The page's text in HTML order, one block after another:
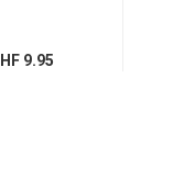
9.95